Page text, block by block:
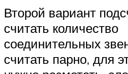
Второй вариант
считать количество
соединительных
считать парно, для